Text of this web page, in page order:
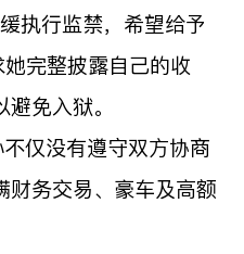
执行监禁，希望给予
她完整披露自己的收
免入狱。
仅没有遵守双方协商
财务交易、豪车及高额